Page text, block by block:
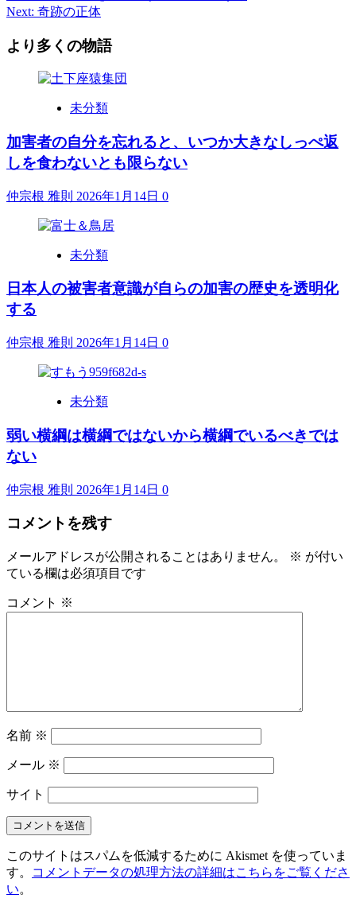
navigation
Next: 奇跡の正体
より多くの物語
未分類
加害者の自分を忘れると、いつか大きなしっぺ返
しを食わないとも限らない
仲宗根 雅則 2026年1月14日 0
未分類
日本人の被害者意識が自らの加害の歴史を透明化
する
仲宗根 雅則 2026年1月14日 0
未分類
弱い横綱は横綱ではないから横綱でいるべきでは
ない
仲宗根 雅則 2026年1月14日 0
コメントを残す
メールアドレスが公開されることはありません。 ※ が付い
ている欄は必須項目です
コメント ※
名前 ※
メール ※
サイト
このサイトはスパムを低減するために Akismet を使っていま
す。
コメントデータの処理方法の詳細はこちらをご覧くださ
い。